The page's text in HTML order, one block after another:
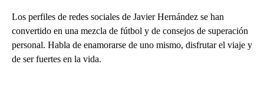
Los perfiles de redes sociales de Javier Hernández se han
convertido en una mezcla de fútbol y de consejos de superación
personal. Habla de enamorarse de uno mismo, disfrutar el viaje y
de ser fuertes en la vida.